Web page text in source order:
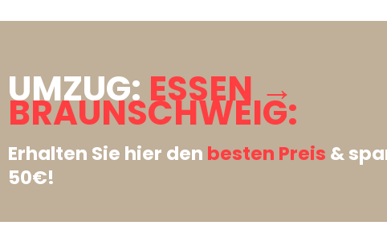
UMZUG:ESSEN →
BRAUNSCHWEIG:
Erhalten Sie hier den besten Preis &
50€!